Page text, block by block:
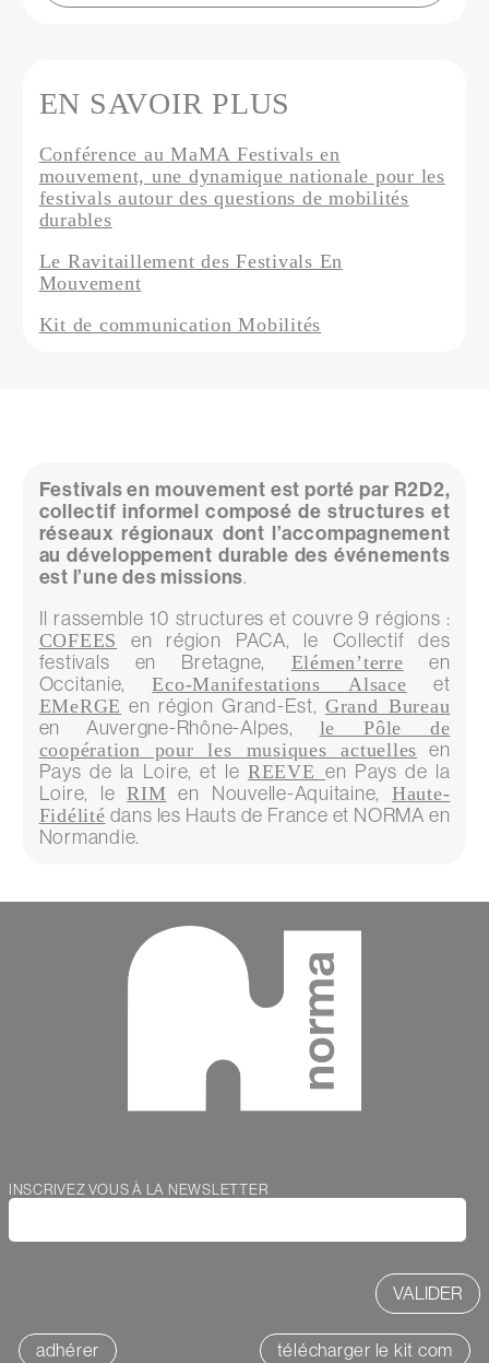
EN SAVOIR PLUS
Conférence au MaMA Festivals en
mouvement, une dynamique nationale pour les
festivals autour des questions de mobilités
durables
Le Ravitaillement des Festivals En
Mouvement
Kit de communication Mobilités
Festivals en mouvement est porté par R2D2,
collectif informel composé de structures et
réseaux régionaux dont l’accompagnement
au développement durable des événements
est l’une des missions.
Il rassemble 10 structures et couvre 9 régions :
COFEES
en région PACA, le Collectif des
festivals en Bretagne, Elémen’terre en
Occitanie,Eco-Manifestations Alsace et
EMeRGE en région Grand-Est, Grand Bureau
en Auvergne-Rhône-Alpes, le Pôle de
coopération pour les musiques actuelles en
Pays de la Loire, et le REEVE en Pays de la
Loire, leRIM en Nouvelle-Aquitaine, Haute-
Fidélité dans les Hauts de France et NORMA en
Normandie.
Webform
INSCRIVEZ VOUS À LA NEWSLETTER
adhérer télécharger le kit com